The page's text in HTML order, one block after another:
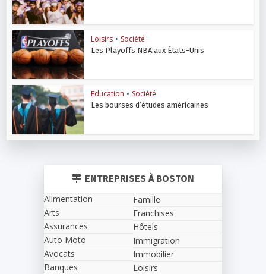
Loisirs • Société
Les Playoffs NBA aux États-Unis
Education • Société
Les bourses d’études américaines
ENTREPRISES À BOSTON
Alimentation
Arts
Assurances
Auto Moto
Avocats
Banques
Famille
Franchises
Hôtels
Immigration
Immobilier
Loisirs